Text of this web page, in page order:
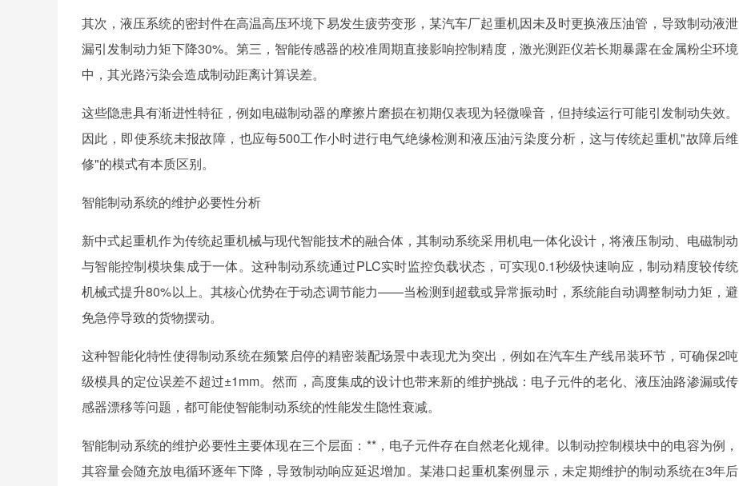
其次，液压系统的密封件在高温高压环境下易发生疲劳变形，某汽车厂起重机因未及时更换液压油管，导致制动液泄
漏引发制动力矩下降30%。第三，智能传感器的校准周期直接影响控制精度，激光测距仪若长期暴露在金属粉尘环境
中，其光路污染会造成制动距离计算误差。
这些隐患具有渐进性特征，例如电磁制动器的摩擦片磨损在初期仅表现为轻微噪音，但持续运行可能引发制动失效。
因此，即使系统未报故障，也应每500工作小时进行电气绝缘检测和液压油污染度分析，这与传统起重机"故障后维
修"的模式有本质区别。
智能制动系统的维护必要性分析
新中式起重机作为传统起重机械与现代智能技术的融合体，其制动系统采用机电一体化设计，将液压制动、电磁制动
与智能控制模块集成于一体。这种制动系统通过PLC实时监控负载状态，可实现0.1秒级快速响应，制动精度较传统
机械式提升80%以上。其核心优势在于动态调节能力——当检测到超载或异常振动时，系统能自动调整制动力矩，避
免急停导致的货物摆动。
这种智能化特性使得制动系统在频繁启停的精密装配场景中表现尤为突出，例如在汽车生产线吊装环节，可确保2吨
级模具的定位误差不超过±1mm。然而，高度集成的设计也带来新的维护挑战：电子元件的老化、液压油路渗漏或传
感器漂移等问题，都可能使智能制动系统的性能发生隐性衰减。
智能制动系统的维护必要性主要体现在三个层面：**，电子元件存在自然老化规律。以制动控制模块中的电容为例，
其容量会随充放电循环逐年下降，导致制动响应延迟增加。某港口起重机案例显示，未定期维护的制动系统在3年后